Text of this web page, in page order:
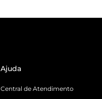
Ajuda
Central de Atendimento